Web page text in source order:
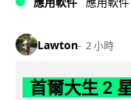
Lawton 2 小時
首爾大生 2